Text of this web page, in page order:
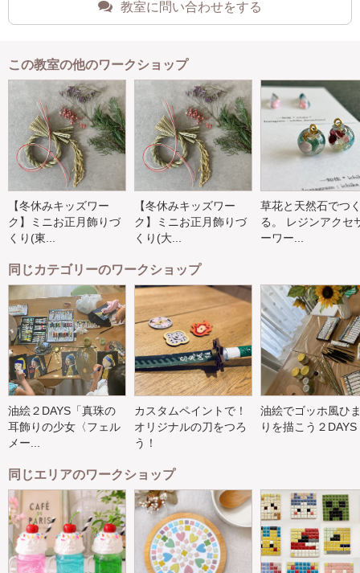
教室に問い合わせをする
この教室の他のワークショップ
【冬休みキッズワー
ク】ミニお正月飾りづ
くり(東...
【冬休みキッズワー
ク】ミニお正月飾りづ
くり(大...
草花と天然石でつ
る。 レジンアクセ
ーワー...
同じカテゴリーのワークショップ
油絵２DAYS「真珠の
耳飾りの少女〈フェル
メー...
カスタムペイントで！
オリジナルの刀をつろ
う！
油絵でゴッホ風ひ
りを描こう２DAYS
同じエリアのワークショップ